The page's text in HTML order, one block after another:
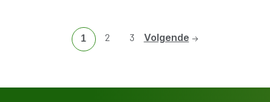
Huidige
pagina
1
Ga
2
Ga
3 Volgende